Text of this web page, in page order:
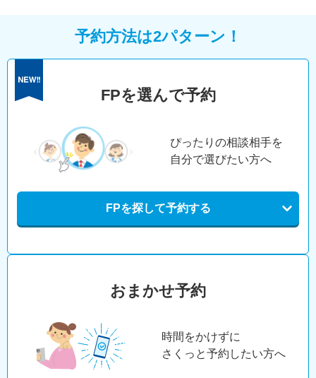
予約方法は2パターン！
FPを選んで予約
ぴったりの相談相手を
自分で選びたい方へ
FPを探して予約する
おまかせ予約
時間をかけずに
さくっと予約したい方へ